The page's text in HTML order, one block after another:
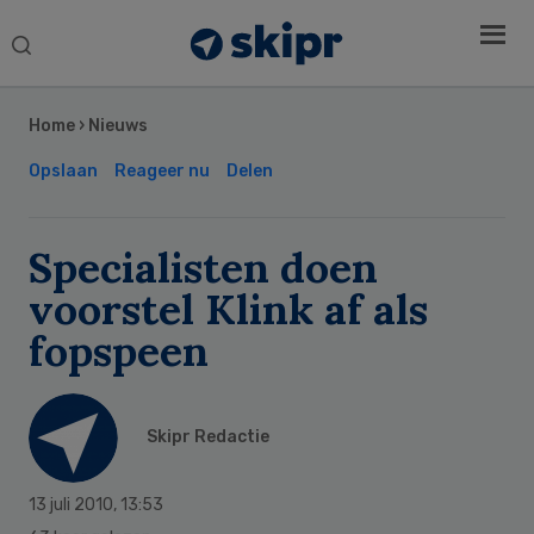
Search
Home › Nieuws
Opslaan Reageer nu Delen
Specialisten doen
voorstel Klink af als
fopspeen
Skipr Redactie
13 juli 2010, 13:53
Sidebar